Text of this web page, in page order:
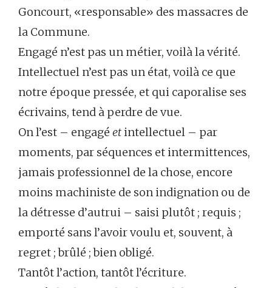
Goncourt, «responsable» des massacres de
la Commune.
Engagé n’est pas un métier, voilà la vérité.
Intellectuel n’est pas un état, voilà ce que
notre époque pressée, et qui caporalise ses
écrivains, tend à perdre de vue.
On l’est – engagé etintellectuel – par
moments, par séquences et intermittences,
jamais professionnel de la chose, encore
moins machiniste de son indignation ou de
la détresse d’autrui – saisi plutôt ; requis ;
emporté sans l’avoir voulu et, souvent, à
regret ; brûlé ; bien obligé.
Tantôt l’action, tantôt l’écriture.